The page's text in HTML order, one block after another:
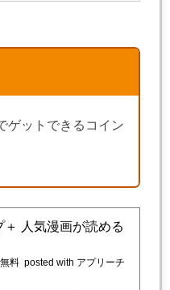
ゲットできるコイン
＋ 人気漫画が読める
無料 posted with アプリーチ